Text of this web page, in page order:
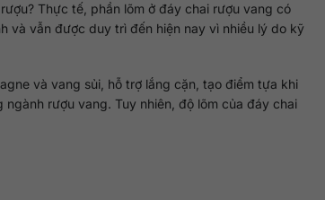
Thực tế, phần lõm ở đáy chai rượu vang có
và vẫn được duy trì đến hiện nay vì nhiều lý do kỹ
và vang sủi, hỗ trợ lắng cặn, tạo điểm tựa khi
rượu vang. Tuy nhiên, độ lõm của đáy chai